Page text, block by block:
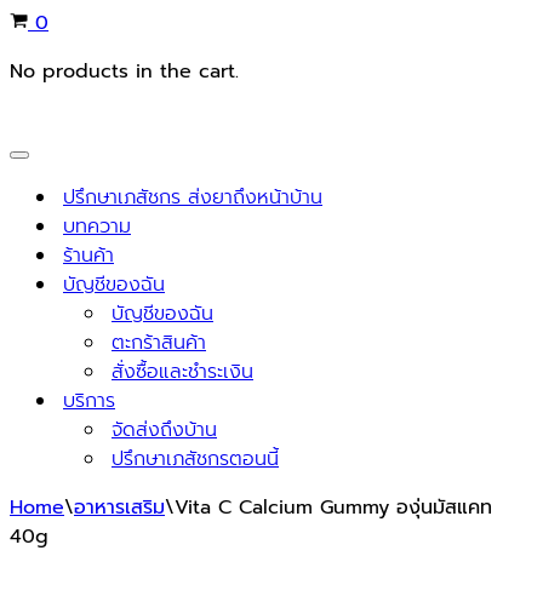
Cart
0
No products in the cart.
Navigation
Menu ปรึกษาเภสัชกร ส่งยาถึงหน้าบ้าน
บทความ
ร้านค้า
บัญชีของฉัน
บัญชีของฉัน
ตะกร้าสินค้า
สั่งซื้อและชำระเงิน
บริการ
จัดส่งถึงบ้าน
ปรึกษาเภสัชกรตอนนี้
Home\อาหารเสริม\Vita C Calcium Gummy องุ่นมัสแคท
40g